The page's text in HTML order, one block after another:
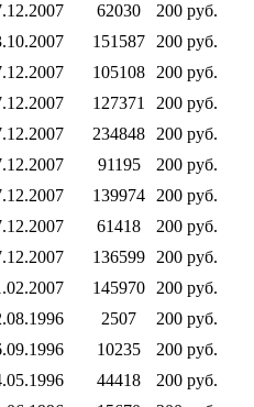
62030
200 руб.
151587
200 руб.
105108
200 руб.
127371
200 руб.
234848
200 руб.
91195
200 руб.
139974
200 руб.
61418
200 руб.
136599
200 руб.
145970
200 руб.
2507
200 руб.
10235
200 руб.
44418
200 руб.